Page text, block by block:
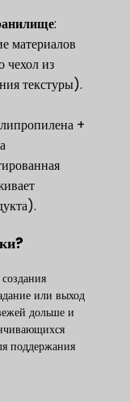
​:
материалов
чехол из
текстуры).
+
или выход
дольше и
поддержания